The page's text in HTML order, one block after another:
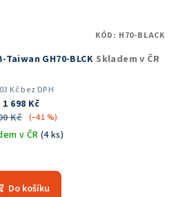
GH70-BLCK Skladem v ČR
Kč bez DPH
1 698 Kč
Kč
(–41 %)
v ČR (4 ks)
hodnocení
produktu
Do košíku
KÓD: H70-BLACK